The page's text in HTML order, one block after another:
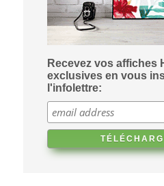
Recevez vos affiches
exclusives en vous
l'infolettre: